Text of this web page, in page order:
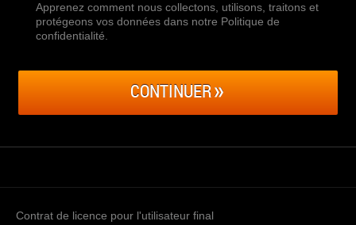
Apprenez comment nous collectons, utilisons, traitons et
protégeons vos données dans notre Politique de
confidentialité
CONTINUER
Contrat de licence pour l'utilisateur final